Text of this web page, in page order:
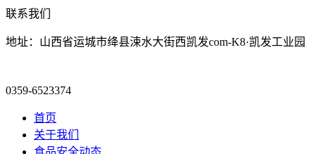
联系我们
地址：山西省运城市绛县涑水大街西凯发com-K8·凯发工业园
0359-6523374
首页
关于我们